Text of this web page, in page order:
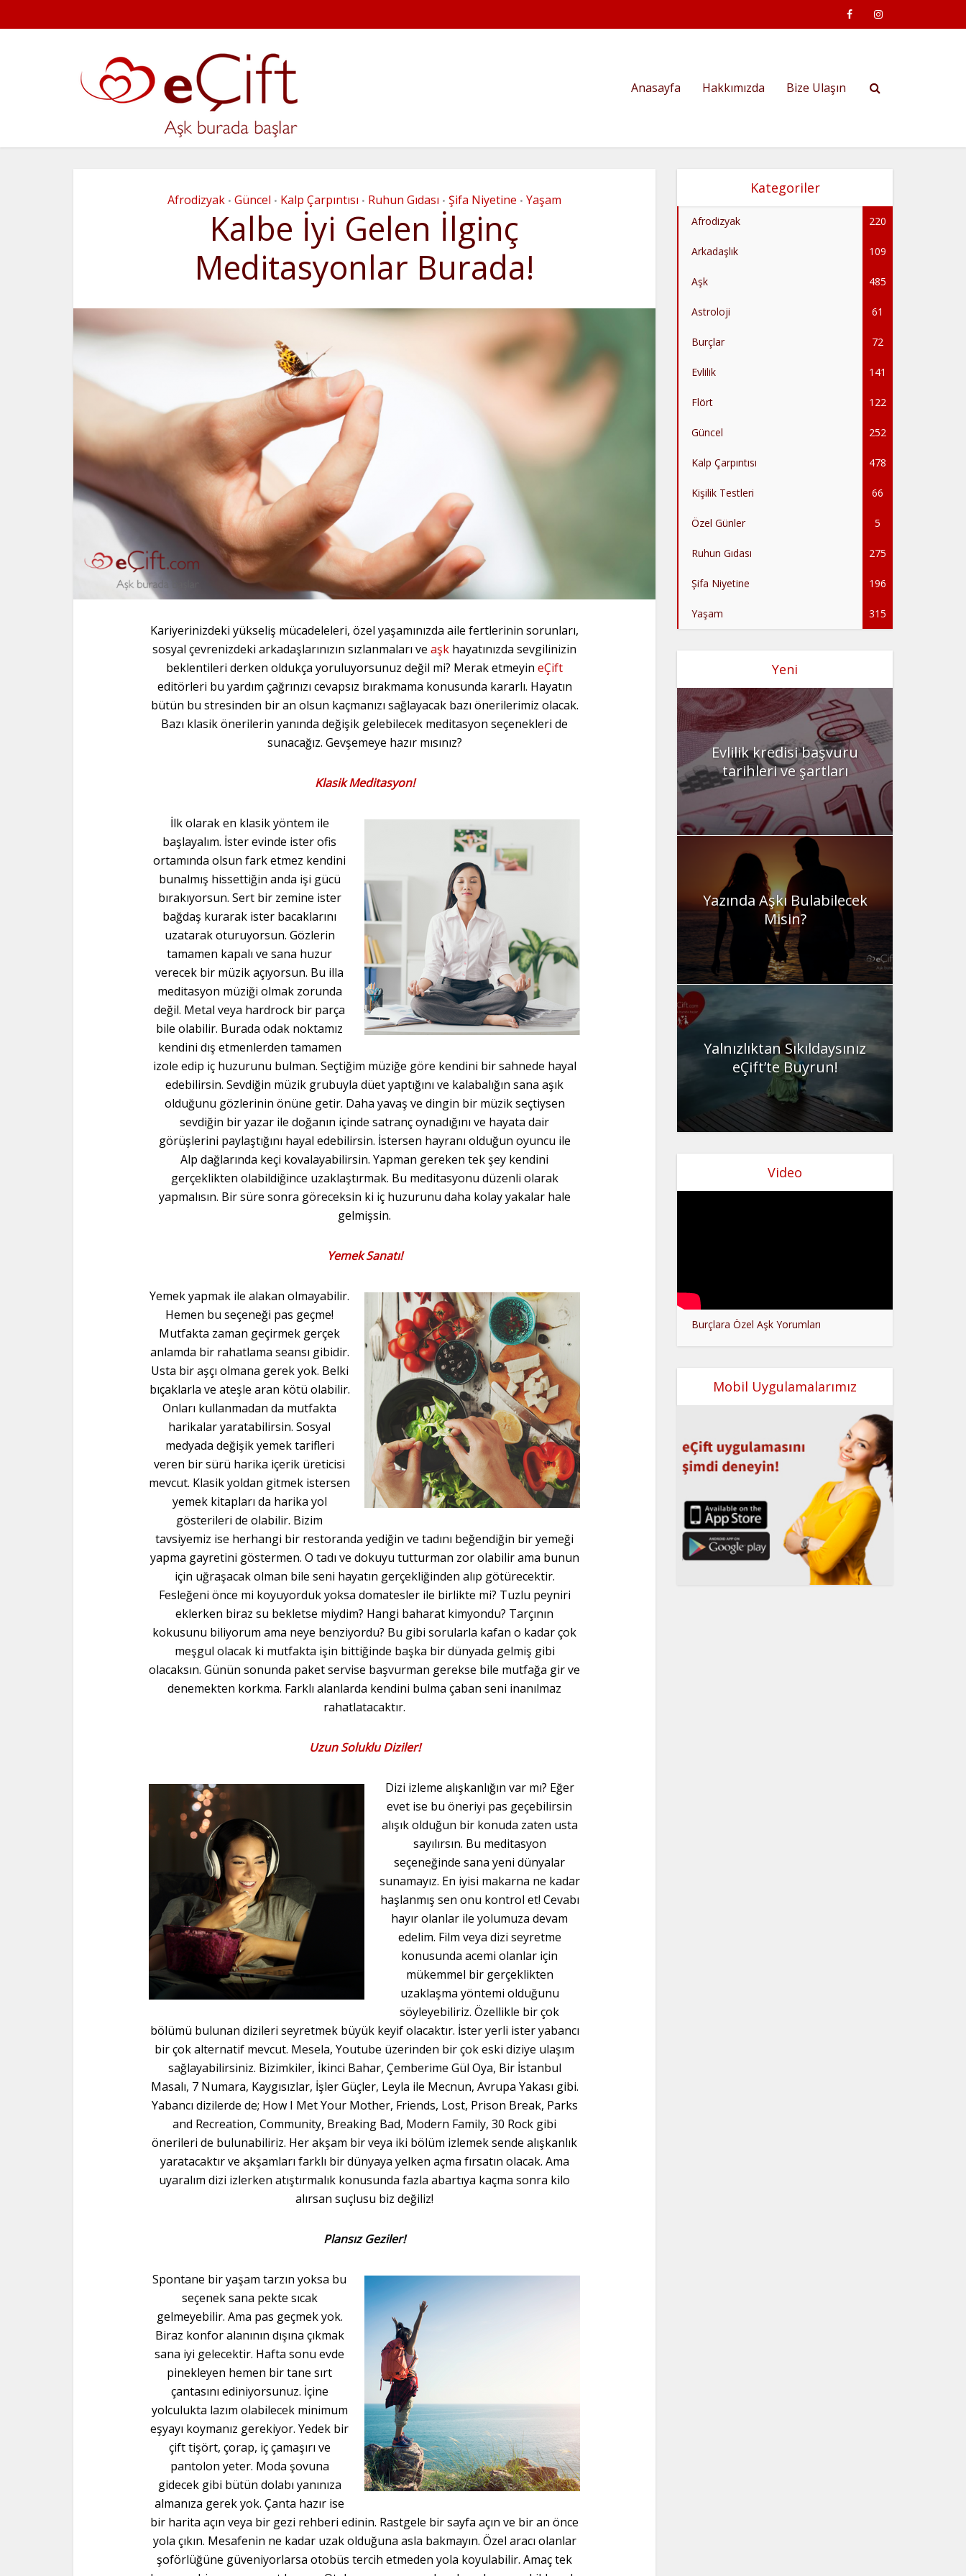
Anasayfa Hakkımızda Bize Ulaşın
Afrodizyak • Güncel • Kalp Çarpıntısı • Ruhun Gıdası • Şifa Niyetine • Yaşam
Kalbe İyi Gelen İlginç
Meditasyonlar Burada!
Kariyerinizdeki yükseliş mücadeleleri, özel yaşamınızda aile fertlerinin sorunları,
sosyal çevrenizdeki arkadaşlarınızın sızlanmaları ve aşk hayatınızda sevgilinizin
beklentileri derken oldukça yoruluyorsunuz değil mi? Merak etmeyin eÇift
editörleri bu yardım çağrınızı cevapsız bırakmama konusunda kararlı. Hayatın
bütün bu stresinden bir an olsun kaçmanızı sağlayacak bazı önerilerimiz olacak.
Bazı klasik önerilerin yanında değişik gelebilecek meditasyon seçenekleri de
sunacağız. Gevşemeye hazır mısınız?
Klasik Meditasyon!
İlk olarak en klasik yöntem ile
başlayalım. İster evinde ister ofis
ortamında olsun fark etmez kendini
bunalmış hissettiğin anda işi gücü
bırakıyorsun. Sert bir zemine ister
bağdaş kurarak ister bacaklarını
uzatarak oturuyorsun. Gözlerin
tamamen kapalı ve sana huzur
verecek bir müzik açıyorsun. Bu illa
meditasyon müziği olmak zorunda
değil. Metal veya hardrock bir parça
bile olabilir. Burada odak noktamız
kendini dış etmenlerden tamamen
izole edip iç huzurunu bulman. Seçtiğim müziğe göre kendini bir sahnede hayal
edebilirsin. Sevdiğin müzik grubuyla düet yaptığını ve kalabalığın sana aşık
olduğunu gözlerinin önüne getir. Daha yavaş ve dingin bir müzik seçtiysen
sevdiğin bir yazar ile doğanın içinde satranç oynadığını ve hayata dair
görüşlerini paylaştığını hayal edebilirsin. İstersen hayranı olduğun oyuncu ile
Alp dağlarında keçi kovalayabilirsin. Yapman gereken tek şey kendini
gerçeklikten olabildiğince uzaklaştırmak. Bu meditasyonu düzenli olarak
yapmalısın. Bir süre sonra göreceksin ki iç huzurunu daha kolay yakalar hale
gelmişsin.
Yemek Sanatı!
Yemek yapmak ile alakan olmayabilir.
Hemen bu seçeneği pas geçme!
Mutfakta zaman geçirmek gerçek
anlamda bir rahatlama seansı gibidir.
Usta bir aşçı olmana gerek yok. Belki
bıçaklarla ve ateşle aran kötü olabilir.
Onları kullanmadan da mutfakta
harikalar yaratabilirsin. Sosyal
medyada değişik yemek tarifleri
veren bir sürü harika içerik üreticisi
mevcut. Klasik yoldan gitmek istersen
yemek kitapları da harika yol
gösterileri de olabilir. Bizim
tavsiyemiz ise herhangi bir restoranda yediğin ve tadını beğendiğin bir yemeği
yapma gayretini göstermen. O tadı ve dokuyu tutturman zor olabilir ama bunun
için uğraşacak olman bile seni hayatın gerçekliğinden alıp götürecektir.
Fesleğeni önce mi koyuyorduk yoksa domatesler ile birlikte mi? Tuzlu peyniri
eklerken biraz su bekletse miydim? Hangi baharat kimyondu? Tarçının
kokusunu biliyorum ama neye benziyordu? Bu gibi sorularla kafan o kadar çok
meşgul olacak ki mutfakta işin bittiğinde başka bir dünyada gelmiş gibi
olacaksın. Günün sonunda paket servise başvurman gerekse bile mutfağa gir ve
denemekten korkma. Farklı alanlarda kendini bulma çaban seni inanılmaz
rahatlatacaktır.
Uzun Soluklu Diziler!
Dizi izleme alışkanlığın var mı? Eğer
evet ise bu öneriyi pas geçebilirsin
alışık olduğun bir konuda zaten usta
sayılırsın. Bu meditasyon
seçeneğinde sana yeni dünyalar
sunamayız. En iyisi makarna ne kadar
haşlanmış sen onu kontrol et! Cevabı
hayır olanlar ile yolumuza devam
edelim. Film veya dizi seyretme
konusunda acemi olanlar için
mükemmel bir gerçeklikten
uzaklaşma yöntemi olduğunu
söyleyebiliriz. Özellikle bir çok
bölümü bulunan dizileri seyretmek büyük keyif olacaktır. İster yerli ister yabancı
bir çok alternatif mevcut. Mesela, Youtube üzerinden bir çok eski diziye ulaşım
sağlayabilirsiniz. Bizimkiler, İkinci Bahar, Çemberime Gül Oya, Bir İstanbul
Masalı, 7 Numara, Kaygısızlar, İşler Güçler, Leyla ile Mecnun, Avrupa Yakası gibi.
Yabancı dizilerde de; How I Met Your Mother, Friends, Lost, Prison Break, Parks
and Recreation, Community, Breaking Bad, Modern Family, 30 Rock gibi
önerileri de bulunabiliriz. Her akşam bir veya iki bölüm izlemek sende alışkanlık
yaratacaktır ve akşamları farklı bir dünyaya yelken açma fırsatın olacak. Ama
uyaralım dizi izlerken atıştırmalık konusunda fazla abartıya kaçma sonra kilo
alırsan suçlusu biz değiliz!
Plansız Geziler!
Spontane bir yaşam tarzın yoksa bu
seçenek sana pekte sıcak
gelmeyebilir. Ama pas geçmek yok.
Biraz konfor alanının dışına çıkmak
sana iyi gelecektir. Hafta sonu evde
pinekleyen hemen bir tane sırt
çantasını ediniyorsunuz. İçine
yolculukta lazım olabilecek minimum
eşyayı koymanız gerekiyor. Yedek bir
çift tişört, çorap, iç çamaşırı ve
pantolon yeter. Moda şovuna
gidecek gibi bütün dolabı yanınıza
almanıza gerek yok. Çanta hazır ise
bir harita açın veya bir gezi rehberi edinin. Rastgele bir sayfa açın ve bir an önce
yola çıkın. Mesafenin ne kadar uzak olduğuna asla bakmayın. Özel aracı olanlar
şoförlüğüne güveniyorlarsa otobüs tercih etmeden yola koyulabilir. Amaç tek
Kategoriler
Afrodizyak 220
Arkadaşlık 109
Aşk 485
Astroloji 61
Burçlar 72
Evlilik 141
Flört 122
Güncel 252
Kalp Çarpıntısı 478
Kişilik Testleri 66
Özel Günler 5
Ruhun Gıdası 275
Şifa Niyetine 196
Yaşam 315
Yeni
Evlilik kredisi başvuru
tarihleri ve şartları
Yazında Aşkı Bulabilecek
Misin?
Yalnızlıktan Sıkıldaysınız
eÇift’te Buyrun!
Video
Burçlara Özel Aşk Yorumları
Mobil Uygulamalarımız